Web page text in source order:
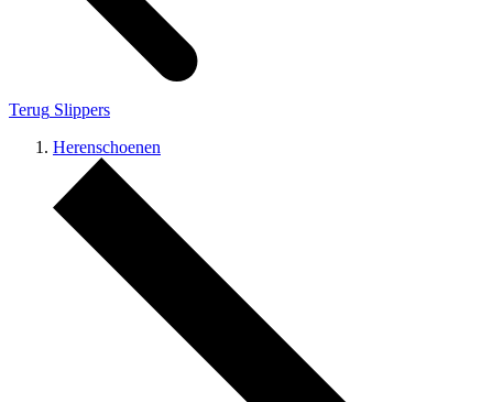
Terug Slippers
Herenschoenen